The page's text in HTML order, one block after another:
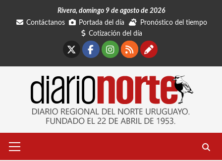
Rivera, domingo 9 de agosto de 2026
Contáctanos
Portada del día
Pronóstico del tiempo
Cotización del día
Facebook
Instagram
RSSContáctanos
primario